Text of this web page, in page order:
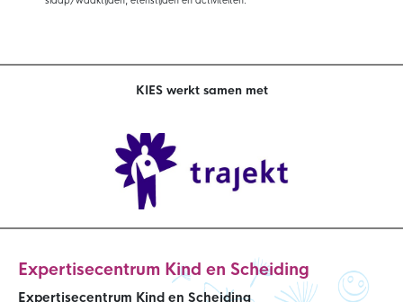
KIES werkt samen met
Expertisecentrum Kind en Scheiding
Expertisecentrum Kind en Scheiding